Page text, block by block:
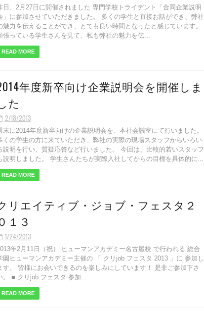
日、2月27日に開催されました 専門学校トライデント「合同企業説明
」に参加させていただきました。 多くの学生と直接お話ができ、弊社
魅力を伝えることができ、とても良い時間となったと感じています。
張っている学生さんを見て、私も弊社の魅力を伝...
READ MORE
年度新卒向け企業説明会を開催しま
た
2/18/2013
末に2014年度新卒向けの企業説明会を、本社会議室にて行いました。
くの学生の方に来ていただき、弊社の実際の現場スタッフからいろい
説明を行い、質疑応答など行いました。 今回は、比較的若いスタッフ
説明しました。 学生さんたちが実際入社してからの目標を具体的に...
READ MORE
リエイティブ・ジョブ・フェスタ２
１３
1/24/2013
年2月11日（祝） ヒューマンアカデミー名古屋校 で行われる 総合
園ヒューマンアカデミー主催の 「 クリjob フェスタ 2013 」に 参加し
す。 皆様にお会いできるのを楽しみにしています！ 是非ご参加下さ
。 ■ クリjob フェスタ 参加...
READ MORE